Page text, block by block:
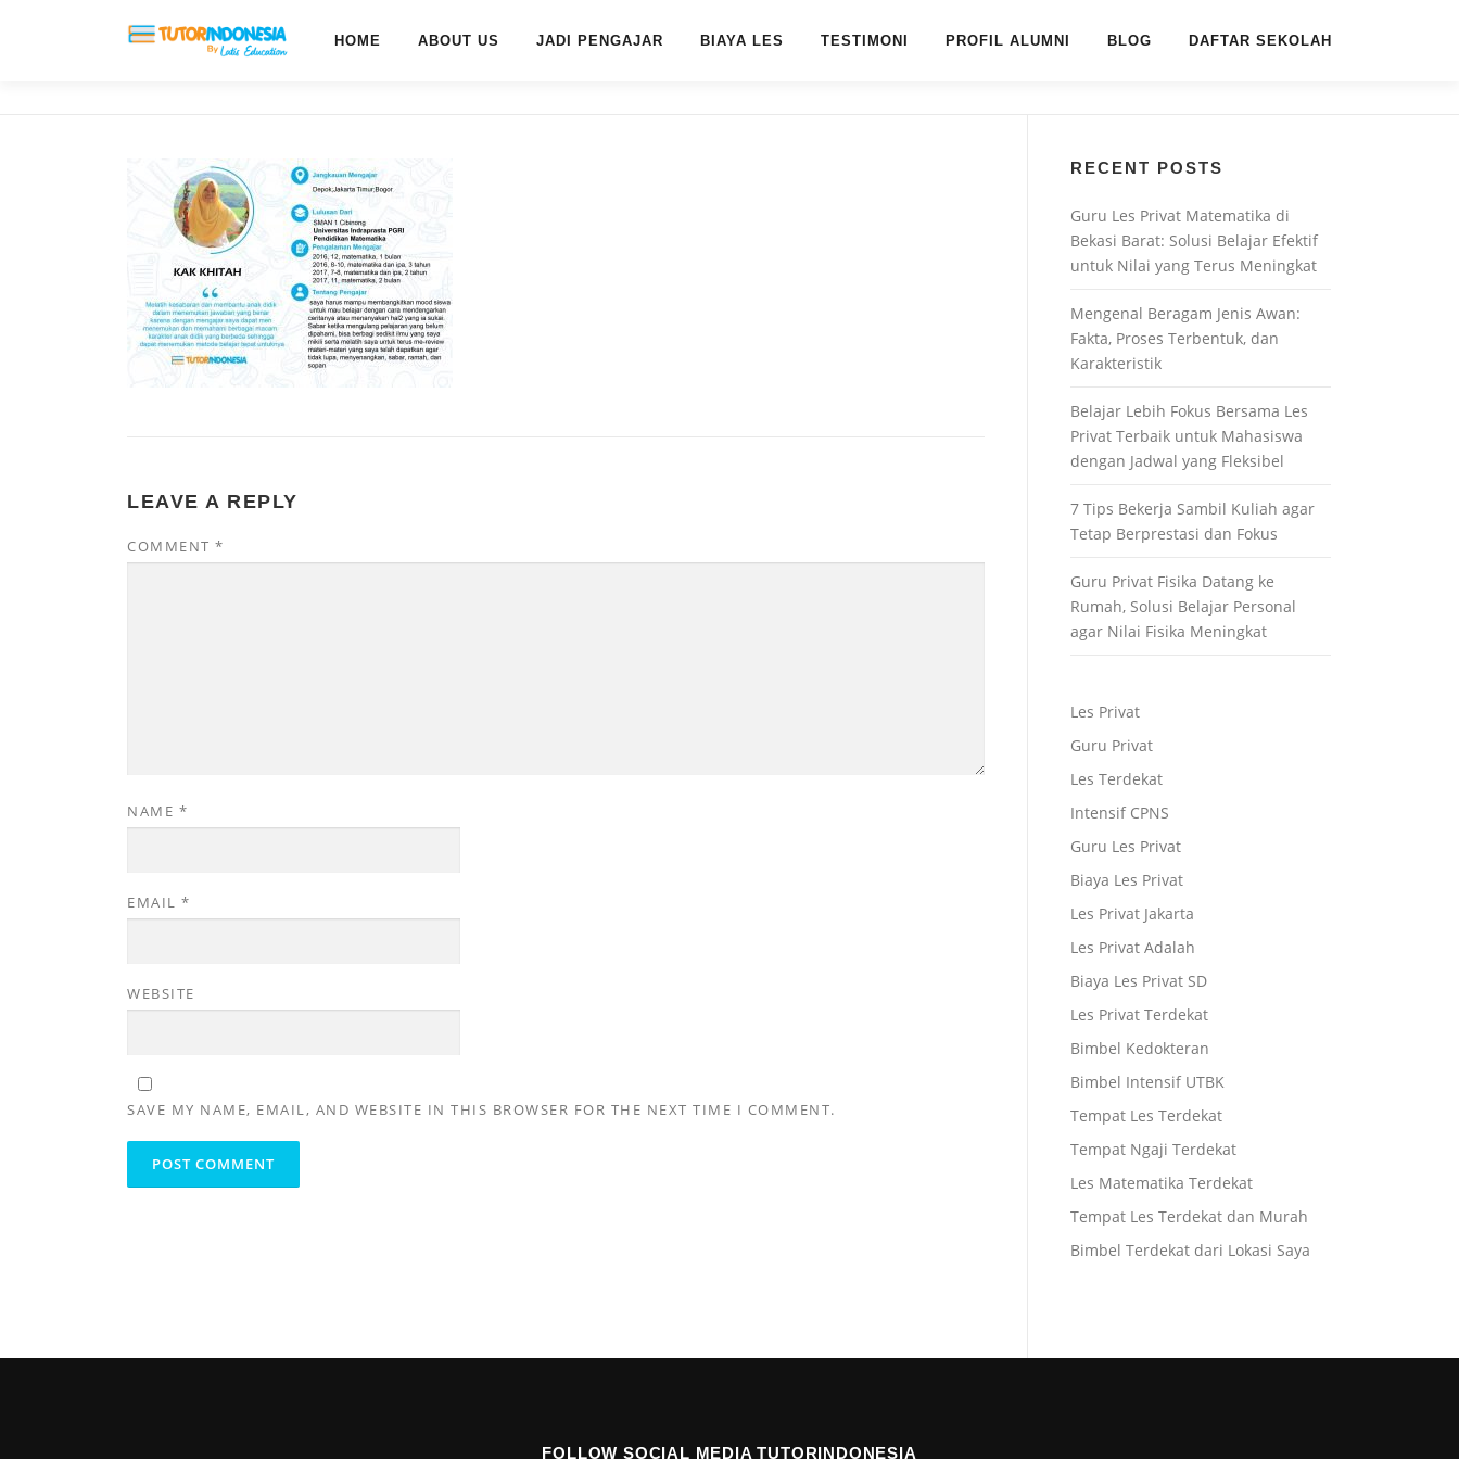
HOME ABOUT US JADI PENGAJAR BIAYA LES TESTIMONI PROFIL ALUMNI BLOG DAFTAR SEKOLAH
LEAVE A REPLY
COMMENT *
NAME *
EMAIL *
WEBSITE
SAVE MY NAME, EMAIL, AND WEBSITE IN THIS BROWSER FOR THE NEXT TIME I COMMENT.
RECENT POSTS
Guru Les Privat Matematika di
Bekasi Barat: Solusi Belajar Efektif
untuk Nilai yang Terus Meningkat
Mengenal Beragam Jenis Awan:
Fakta, Proses Terbentuk, dan
Karakteristik
Belajar Lebih Fokus Bersama Les
Privat Terbaik untuk Mahasiswa
dengan Jadwal yang Fleksibel
7 Tips Bekerja Sambil Kuliah agar
Tetap Berprestasi dan Fokus
Guru Privat Fisika Datang ke
Rumah, Solusi Belajar Personal
agar Nilai Fisika Meningkat
Les Privat
Guru Privat
Les Terdekat
Intensif CPNS
Guru Les Privat
Biaya Les Privat
Les Privat Jakarta
Les Privat Adalah
Biaya Les Privat SD
Les Privat Terdekat
Bimbel Kedokteran
Bimbel Intensif UTBK
Tempat Les Terdekat
Tempat Ngaji Terdekat
Les Matematika Terdekat
Tempat Les Terdekat dan Murah
Bimbel Terdekat dari Lokasi Saya
FOLLOW SOCIAL MEDIA TUTORINDONESIA